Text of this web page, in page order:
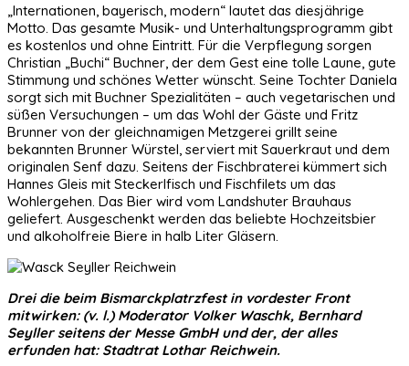
„Internationen, bayerisch, modern“ lautet das diesjährige
Motto. Das gesamte Musik- und Unterhaltungsprogramm gibt
es kostenlos und ohne Eintritt. Für die Verpflegung sorgen
Christian „Buchi“ Buchner, der dem Gest eine tolle Laune, gute
Stimmung und schönes Wetter wünscht. Seine Tochter Daniela
sorgt sich mit Buchner Spezialitäten – auch vegetarischen und
süßen Versuchungen – um das Wohl der Gäste und Fritz
Brunner von der gleichnamigen Metzgerei grillt seine
bekannten Brunner Würstel, serviert mit Sauerkraut und dem
originalen Senf dazu. Seitens der Fischbraterei kümmert sich
Hannes Gleis mit Steckerlfisch und Fischfilets um das
Wohlergehen. Das Bier wird vom Landshuter Brauhaus
geliefert. Ausgeschenkt werden das beliebte Hochzeitsbier
und alkoholfreie Biere in halb Liter Gläsern.
Drei die beim Bismarckplatrzfest in vordester Front
mitwirken: (v. l.) Moderator Volker Waschk, Bernhard
Seyller seitens der Messe GmbH und der, der alles
erfunden hat: Stadtrat Lothar Reichwein.